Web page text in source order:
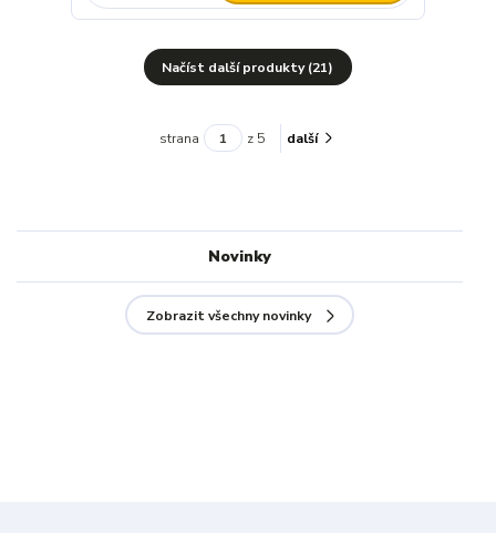
Načíst další produkty (21)
strana z 5 další
Novinky
Zobrazit všechny novinky